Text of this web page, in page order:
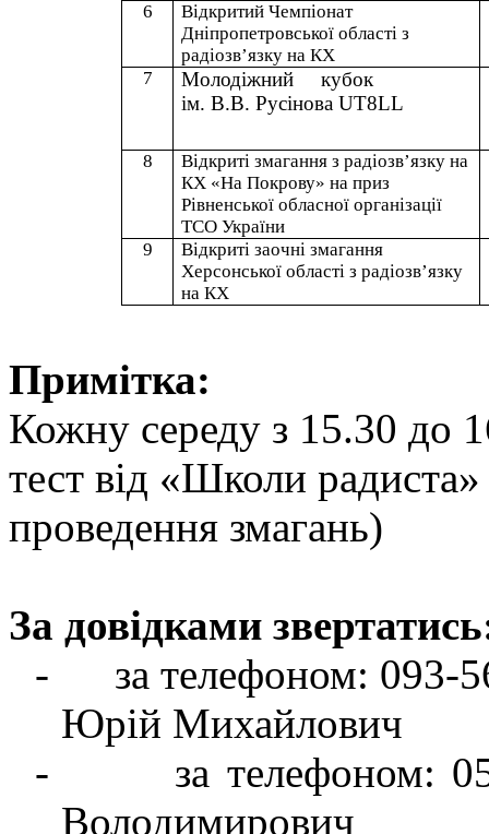
6
Відкритий Чемпіонат
Дніпропетровської області з
радіозв’язку на КХ
7
Молодіжний
кубок
ім. В.В.Русінова UT8LL
8
Відкриті змагання з радіозв’язку на
КХ «На Покрову» на приз
Рівненської обласної організації
ТСО України
9
Відкриті заочні змагання
Херсонської області з радіозв’язку
наКХ
Примітка:
Кожну середу з 15.30 до
тест від «Школи
проведення змагань)
За довідками
-
за телефоном: 093-
Юрій Михайлович
-
за телефоном:
Володимирович